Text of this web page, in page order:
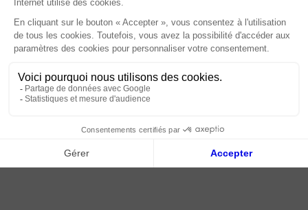
Paiement sécurisé
Livraison | Retour client
Nos tutos
Connexion / Inscription
2018 - 2026 © Tessella, Tous droits réservés